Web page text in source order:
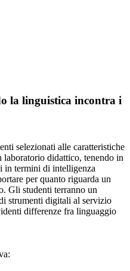
la linguistica incontra i
selezionati alle caratteristiche
didattico, tenendo in
in termini di intelligenza
per quanto riguarda un
Gli studenti terranno un
strumenti digitali al servizio
differenze fra linguaggio